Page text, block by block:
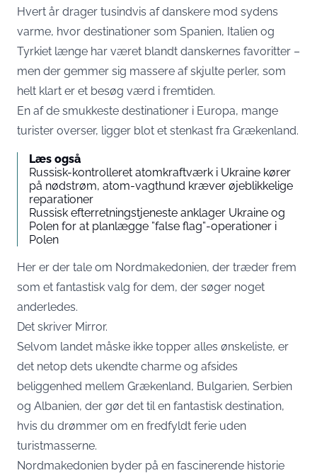
Hvert år drager tusindvis af danskere mod sydens
varme, hvor destinationer som Spanien, Italien og
Tyrkiet længe har været blandt danskernes favoritter –
men der gemmer sig massere af skjulte perler, som
helt klart er et besøg værd i fremtiden.
En af de smukkeste destinationer i Europa, mange
turister overser, ligger blot et stenkast fra Grækenland.
Læs også
Russisk-kontrolleret atomkraftværk i Ukraine kører
på nødstrøm, atom-vagthund kræver øjeblikkelige
reparationer
Russisk efterretningstjeneste anklager Ukraine og
Polen for at planlægge ”false flag”-operationer i
Polen
Her er der tale om Nordmakedonien, der træder frem
som et fantastisk valg for dem, der søger noget
anderledes.
Det skriver Mirror.
Selvom landet måske ikke topper alles ønskeliste, er
det netop dets ukendte charme og afsides
beliggenhed mellem Grækenland, Bulgarien, Serbien
og Albanien, der gør det til en fantastisk destination,
hvis du drømmer om en fredfyldt ferie uden
turistmasserne.
Nordmakedonien byder på en fascinerende historie